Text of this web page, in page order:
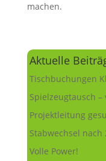
machen.
Aktuelle
Tischbuchungen
Spielzeugtausch
Projektleitung
Stabwechsel nach
Volle Power!